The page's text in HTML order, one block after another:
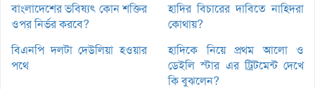
বাংলাদেশের ভবিষ্যৎ কোন শক্তির
ওপর নির্ভর করবে?
হাদির বিচারের দাবিতে নাহিদরা
কোথায়?
বিএনপি দলটা দেউলিয়া হওয়ার
পথে
হাদিকে নিয়ে প্রথম আলো ও
ডেইলি স্টার এর ট্রিটমেন্ট দেখে
কি বুঝলেন?